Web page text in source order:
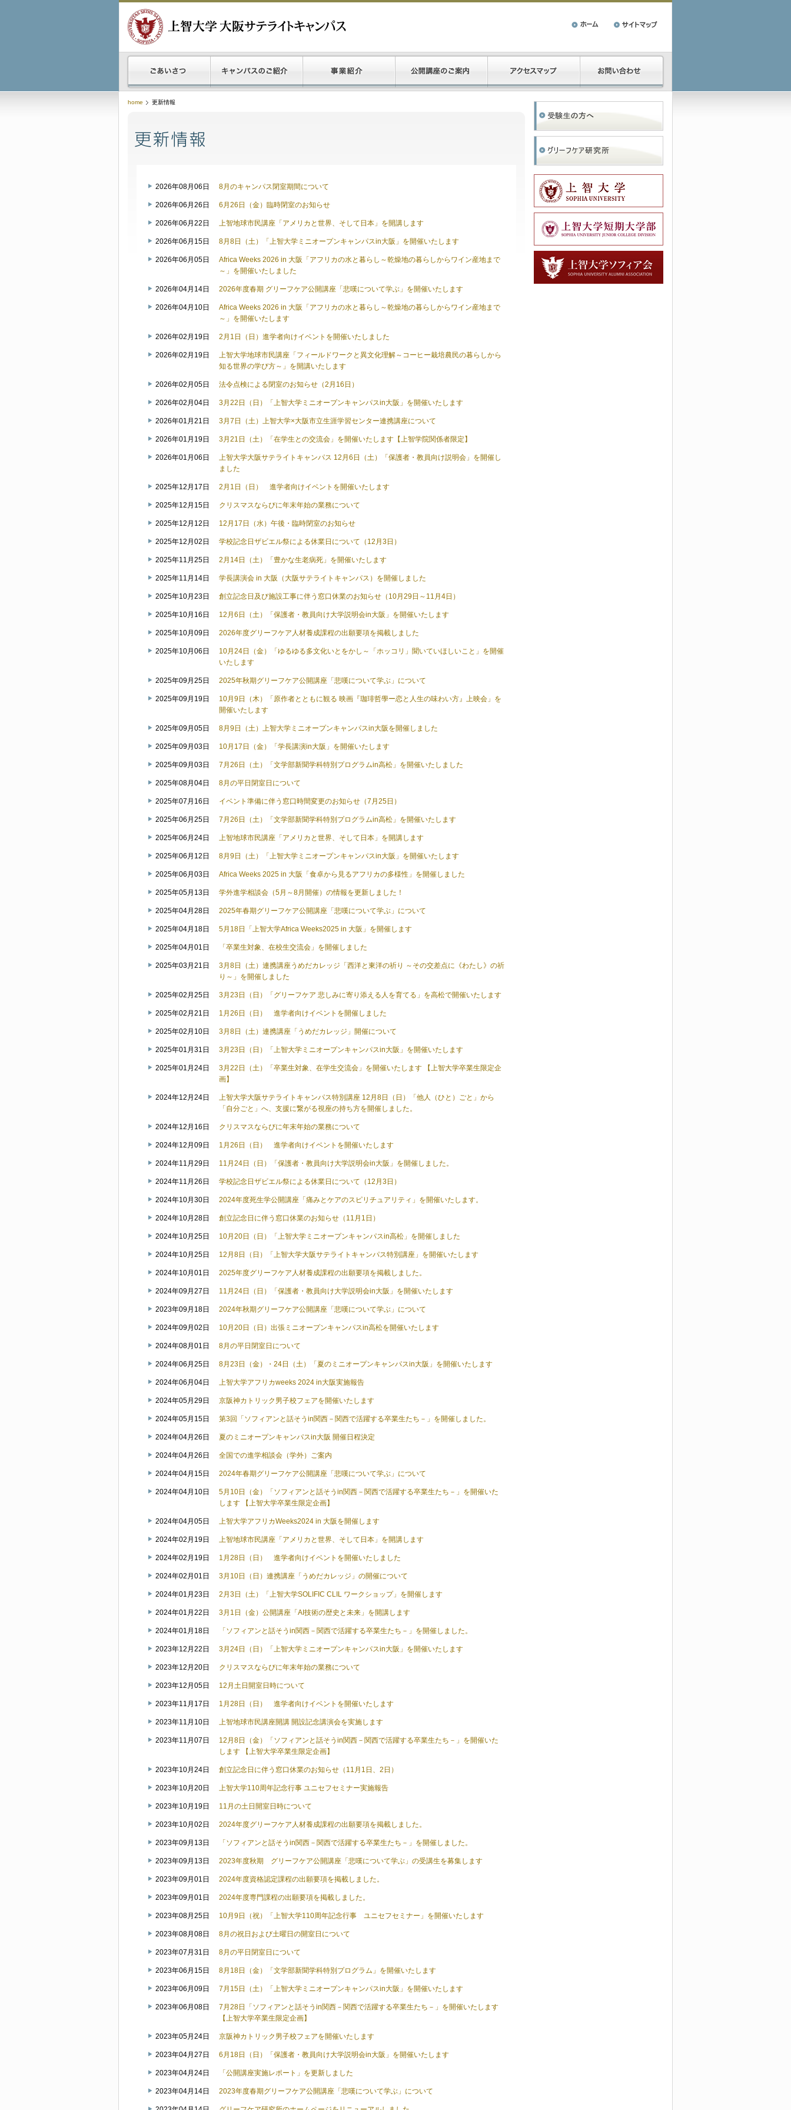
home 更新情報
2026年08月06日 8月のキャンパス閉室期間について
2026年06月26日 6月26日（金）臨時閉室のお知らせ
2026年06月22日 上智地球市民講座「アメリカと世界、そして日本」を開講します
2026年06月15日 8月8日（土）「上智大学ミニオープンキャンパスin大阪」を開催いたします
2026年06月05日
Africa Weeks 2026 in 大阪「アフリカの水と暮らし～乾燥地の暮らしからワイン産地まで
～」を開催いたしました
2026年04月14日 2026年度春期 グリーフケア公開講座「悲嘆について学ぶ」を開催いたします
2026年04月10日
Africa Weeks 2026 in 大阪「アフリカの水と暮らし～乾燥地の暮らしからワイン産地まで
～」を開催いたします
2026年02月19日 2月1日（日）進学者向けイベントを開催いたしました
2026年02月19日
上智大学地球市民講座「フィールドワークと異文化理解～コーヒー栽培農民の暮らしから
知る世界の学び方～」を開講いたします
2026年02月05日 法令点検による閉室のお知らせ（2月16日）
2026年02月04日 3月22日（日）「上智大学ミニオープンキャンパスin大阪」を開催いたします
2026年01月21日 3月7日（土）上智大学×大阪市立生涯学習センター連携講座について
2026年01月19日 3月21日（土）「在学生との交流会」を開催いたします【上智学院関係者限定】
2026年01月06日
上智大学大阪サテライトキャンパス 12月6日（土）「保護者・教員向け説明会」を開催し
ました
2025年12月17日 2月1日（日） 進学者向けイベントを開催いたします
2025年12月15日 クリスマスならびに年末年始の業務について
2025年12月12日 12月17日（水）午後・臨時閉室のお知らせ
2025年12月02日 学校記念日ザビエル祭による休業日について（12月3日）
2025年11月25日 2月14日（土）「豊かな生老病死」を開催いたします
2025年11月14日 学長講演会 in 大阪（大阪サテライトキャンパス）を開催しました
2025年10月23日 創立記念日及び施設工事に伴う窓口休業のお知らせ（10月29日～11月4日）
2025年10月16日 12月6日（土）「保護者・教員向け大学説明会in大阪」を開催いたします
2025年10月09日 2026年度グリーフケア人材養成課程の出願要項を掲載しました
2025年10月06日
10月24日（金）「ゆるゆる多文化いとをかし～「ホッコリ」聞いていほしいこと」を開催
いたします
2025年09月25日 2025年秋期グリーフケア公開講座「悲嘆について学ぶ」について
2025年09月19日
10月9日（木）「原作者とともに観る 映画『珈琲哲學ー恋と人生の味わい方』上映会」を
開催いたします
2025年09月05日 8月9日（土）上智大学ミニオープンキャンパスin大阪を開催しました
2025年09月03日 10月17日（金）「学長講演in大阪」を開催いたします
2025年09月03日 7月26日（土）「文学部新聞学科特別プログラムin高松」を開催いたしました
2025年08月04日 8月の平日閉室日について
2025年07月16日 イベント準備に伴う窓口時間変更のお知らせ（7月25日）
2025年06月25日 7月26日（土）「文学部新聞学科特別プログラムin高松」を開催いたします
2025年06月24日 上智地球市民講座「アメリカと世界、そして日本」を開講します
2025年06月12日 8月9日（土）「上智大学ミニオープンキャンパスin大阪」を開催いたします
2025年06月03日 Africa Weeks 2025 in 大阪「食卓から見るアフリカの多様性」を開催しました
2025年05月13日 学外進学相談会（5月～8月開催）の情報を更新しました！
2025年04月28日 2025年春期グリーフケア公開講座「悲嘆について学ぶ」について
2025年04月18日 5月18日「上智大学Africa Weeks2025 in 大阪」を開催します
2025年04月01日 「卒業生対象、在校生交流会」を開催しました
2025年03月21日
3月8日（土）連携講座うめだカレッジ「西洋と東洋の祈り ～その交差点に《わたし》の祈
り～」を開催しました
2025年02月25日 3月23日（日）「グリーフケア 悲しみに寄り添える人を育てる」を高松で開催いたします
2025年02月21日 1月26日（日） 進学者向けイベントを開催しました
2025年02月10日 3月8日（土）連携講座「うめだカレッジ」開催について
2025年01月31日 3月23日（日）「上智大学ミニオープンキャンパスin大阪」を開催いたします
2025年01月24日
3月22日（土）「卒業生対象、在学生交流会」を開催いたします 【上智大学卒業生限定企
画】
2024年12月24日
上智大学大阪サテライトキャンパス特別講座 12月8日（日）「他人（ひと）ごと」から
「自分ごと」へ、支援に繋がる視座の持ち方を開催しました。
2024年12月16日 クリスマスならびに年末年始の業務について
2024年12月09日 1月26日（日） 進学者向けイベントを開催いたします
2024年11月29日 11月24日（日）「保護者・教員向け大学説明会in大阪」を開催しました。
2024年11月26日 学校記念日ザビエル祭による休業日について（12月3日）
2024年10月30日 2024年度死生学公開講座「痛みとケアのスピリチュアリティ」を開催いたします。
2024年10月28日 創立記念日に伴う窓口休業のお知らせ（11月1日）
2024年10月25日 10月20日（日）「上智大学ミニオープンキャンパスin高松」を開催しました
2024年10月25日 12月8日（日）「上智大学大阪サテライトキャンパス特別講座」を開催いたします
2024年10月01日 2025年度グリーフケア人材養成課程の出願要項を掲載しました。
2024年09月27日 11月24日（日）「保護者・教員向け大学説明会in大阪」を開催いたします
2023年09月18日 2024年秋期グリーフケア公開講座「悲嘆について学ぶ」について
2024年09月02日 10月20日（日）出張ミニオープンキャンパスin高松を開催いたします
2024年08月01日 8月の平日閉室日について
2024年06月25日 8月23日（金）・24日（土）「夏のミニオープンキャンパスin大阪」を開催いたします
2024年06月04日 上智大学アフリカweeks 2024 in大阪実施報告
2024年05月29日 京阪神カトリック男子校フェアを開催いたします
2024年05月15日 第3回「ソフィアンと話そうin関西－関西で活躍する卒業生たち－」を開催しました。
2024年04月26日 夏のミニオープンキャンパスin大阪 開催日程決定
2024年04月26日 全国での進学相談会（学外）ご案内
2024年04月15日 2024年春期グリーフケア公開講座「悲嘆について学ぶ」について
2024年04月10日
5月10日（金）「ソフィアンと話そうin関西－関西で活躍する卒業生たち－」を開催いた
します 【上智大学卒業生限定企画】
2024年04月05日 上智大学アフリカWeeks2024 in 大阪を開催します
2024年02月19日 上智地球市民講座「アメリカと世界、そして日本」を開講します
2024年02月19日 1月28日（日） 進学者向けイベントを開催いたしました
2024年02月01日 3月10日（日）連携講座「うめだカレッジ」の開催について
2024年01月23日 2月3日（土）「上智大学SOLIFIC CLIL ワークショップ」を開催します
2024年01月22日 3月1日（金）公開講座「AI技術の歴史と未来」を開講します
2024年01月18日 「ソフィアンと話そうin関西－関西で活躍する卒業生たち－」を開催しました。
2023年12月22日 3月24日（日）「上智大学ミニオープンキャンパスin大阪」を開催いたします
2023年12月20日 クリスマスならびに年末年始の業務について
2023年12月05日 12月土日開室日時について
2023年11月17日 1月28日（日） 進学者向けイベントを開催いたします
2023年11月10日 上智地球市民講座開講 開設記念講演会を実施します
2023年11月07日
12月8日（金）「ソフィアンと話そうin関西－関西で活躍する卒業生たち－」を開催いた
します 【上智大学卒業生限定企画】
2023年10月24日 創立記念日に伴う窓口休業のお知らせ（11月1日、2日）
2023年10月20日 上智大学110周年記念行事 ユニセフセミナー実施報告
2023年10月19日 11月の土日開室日時について
2023年10月02日 2024年度グリーフケア人材養成課程の出願要項を掲載しました。
2023年09月13日 「ソフィアンと話そうin関西－関西で活躍する卒業生たち－」を開催しました。
2023年09月13日 2023年度秋期 グリーフケア公開講座「悲嘆について学ぶ」の受講生を募集します
2023年09月01日 2024年度資格認定課程の出願要項を掲載しました。
2023年09月01日 2024年度専門課程の出願要項を掲載しました。
2023年08月25日 10月9日（祝）「上智大学110周年記念行事 ユニセフセミナー」を開催いたします
2023年08月08日 8月の祝日および土曜日の開室日について
2023年07月31日 8月の平日閉室日について
2023年06月15日 8月18日（金）「文学部新聞学科特別プログラム」を開催いたします
2023年06月09日 7月15日（土）「上智大学ミニオープンキャンパスin大阪」を開催いたします
2023年06月08日
7月28日「ソフィアンと話そうin関西－関西で活躍する卒業生たち－」を開催いたします
【上智大学卒業生限定企画】
2023年05月24日 京阪神カトリック男子校フェアを開催いたします
2023年04月27日 6月18日（日）「保護者・教員向け大学説明会in大阪」を開催いたします
2023年04月24日 「公開講座実施レポート」を更新しました
2023年04月14日 2023年度春期グリーフケア公開講座「悲嘆について学ぶ」について